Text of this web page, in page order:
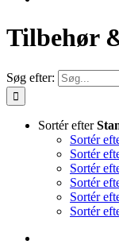
Tilbehør
Søg efter:
Sortér efter
Sortér
Sortér
Sortér
Sortér
Sortér
Sortér